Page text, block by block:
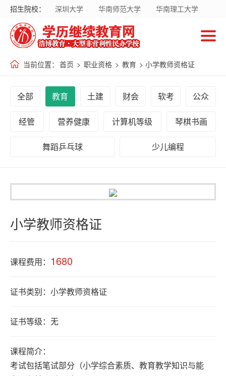
招生院校： 深圳大学 华南师范大学
华南理工大学
暨南大学
华南农业大学
广东财经大学
南方医科大学
国家开放大学
当前位置： 首页 > 职业资格 > 教育 > 小学教师资格证
全部 教育 土建 财会 软考 公众
经管 营养健康 计算机等级 琴棋书画
舞蹈乒乓球 少儿编程
小学教师资格证
课程费用： 1680
证书类别：小学教师资格证
证书等级：无
课程简介：
考试包括笔试部分（小学综合素质、教育教学知识与能